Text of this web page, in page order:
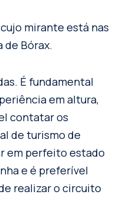
mirante está nas
de Bórax.
É fundamental
em altura,
contatar os
de turismo de
em perfeito estado
e é preferível
realizar o circuito